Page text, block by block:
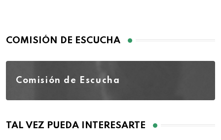
COMISIÓN DE ESCUCHA
Comisión de Escucha
TAL VEZ PUEDA INTERESARTE